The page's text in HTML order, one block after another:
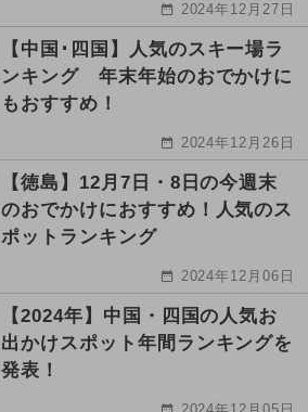
2024年12月27日
【中国･四国】人気のスキー場ラ
ンキング 年末年始のおでかけに
もおすすめ！
2024年12月26日
【徳島】12月7日・8日の今週末
のおでかけにおすすめ！人気のス
ポットランキング
2024年12月06日
【2024年】中国・四国の人気お
出かけスポット年間ランキングを
発表！